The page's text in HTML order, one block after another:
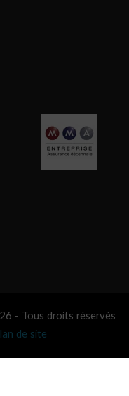
- Tous droits réservés
de site